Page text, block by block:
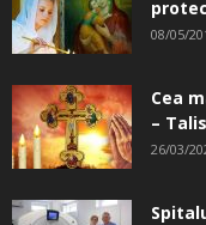
08/05/
Cea
–
26/03/